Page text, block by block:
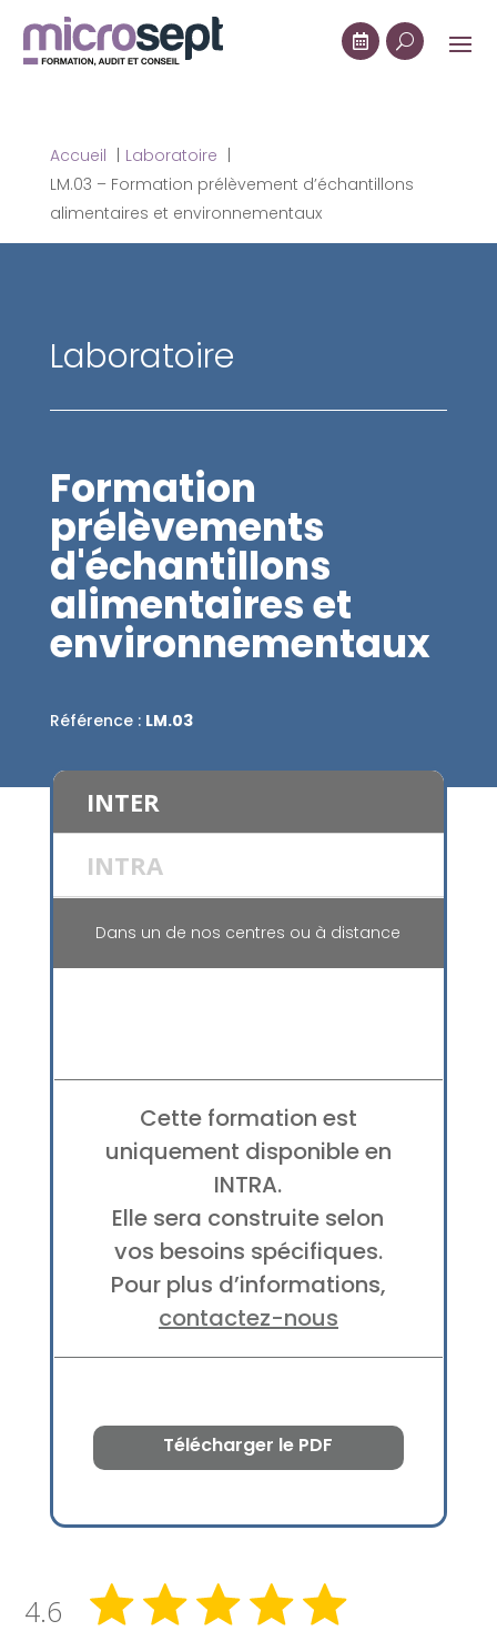
 U
Accueil
Laboratoire
LM.03 – Formation prélèvement d’échantillons
alimentaires et environnementaux
Laboratoire
Formation
prélèvements
d'échantillons
alimentaires et
environnementaux
Référence : LM.03
INTER
INTRA
Dans un de nos centres ou à distance
Cette formation est
uniquement disponible en
INTRA.
Elle sera construite selon
vos besoins spécifiques.
Pour plus d’informations,
contactez-nous
Télécharger le PDF
4.6